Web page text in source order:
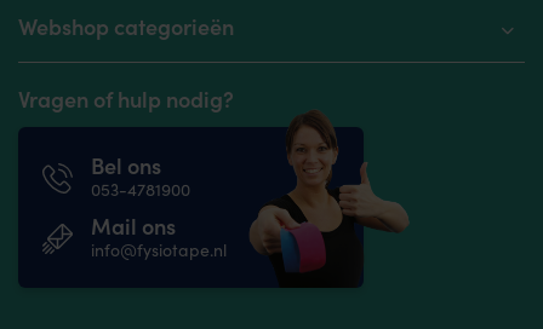
Webshop categorieën
Vragen of hulp nodig?
Bel ons
053-4781900
Mail ons
info@fysiotape.nl